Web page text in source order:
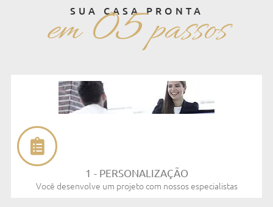
SUA CASA PRONTA
em05passos
1 - PERSONALIZAÇÃO​
Você desenvolve um projeto com nossos especialistas